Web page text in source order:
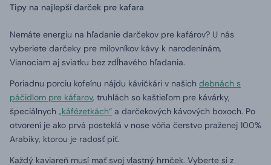
Tipy na najlepší darček pre kafara
Nemáte energiu na hľadanie darčekov pre kafárov? U nás
vyberiete darčeky pre milovníkov kávy k narodeninám,
Vianociam aj sviatku bez zdĺhavého hľadania.
Poriadnu porciu kofeínu nájdu kávičkári v našich debnách s
páčidlom pre káfarov, truhlách so kaštieľom pre kávárky,
špeciálnych „káfézetkách“ a darčekových kávových boxoch. Po
otvorení je ako prvá posteklá v nose vôňa čerstvo praženej 100%
Arabiky, ktorou je radosť piť.
Každý kaviareň musí mať svoj vlastný hrnček. Vyberte si z